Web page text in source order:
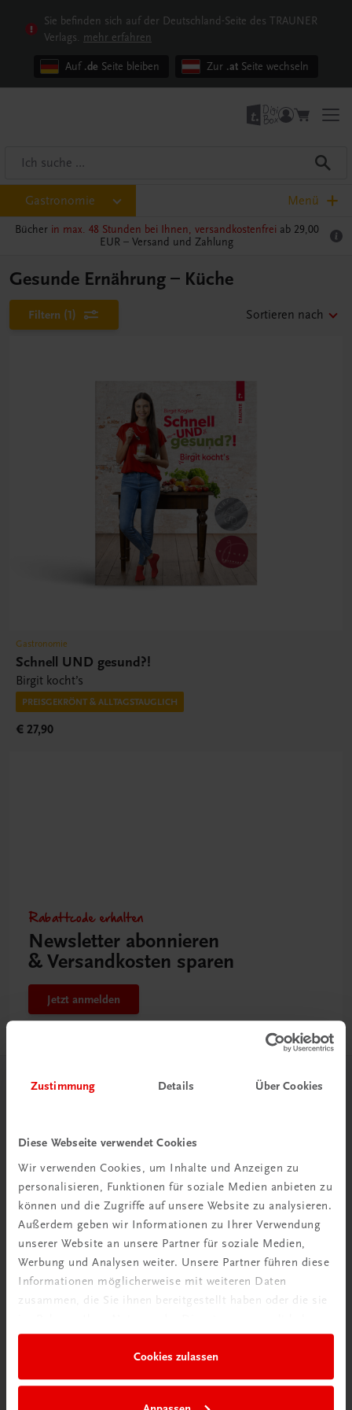
Zustimmung Details Über Cookies
Diese Webseite verwendet Cookies
Wir verwenden Cookies, um Inhalte und Anzeigen zu
personalisieren, Funktionen für soziale Medien anbieten zu
können und die Zugriffe auf unsere Website zu analysieren.
Außerdem geben wir Informationen zu Ihrer Verwendung
unserer Website an unsere Partner für soziale Medien,
Werbung und Analysen weiter. Unsere Partner führen diese
Informationen möglicherweise mit weiteren Daten
zusammen, die Sie ihnen bereitgestellt haben oder die sie
Cookies zulassen
Sie befinden sich auf der Deutschland-Seite des TRAUNER
Verlags. mehr erfahren
Auf .de Seite bleiben Zur .at Seite wechseln
Gastronomie Menü
Bücher in max. 48 Stunden bei Ihnen, versandkostenfrei ab 29,00
EUR – Versand und Zahlung
Gesunde Ernährung – Küche
Filtern (1) Sortieren nach
Gastronomie
Schnell UND gesund?!
Birgit kocht’s
PREISGEKRÖNT & ALLTAGSTAUGLICH
€ 27,90
Rabattcode erhalten
Newsletter abonnieren
& Versandkosten sparen
Jetzt anmelden
Herzlich willkommen bei TRAUNER!
Wir über uns
Familienunternehmen mit 80 Mitarbeiterinnen und
Mitarbeitern, die eines verbindet: Begeisterung für unsere
Produkte.
mehr erfahren